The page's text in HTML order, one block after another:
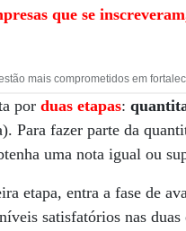
que se
mais comprometidos em
porduas etapas:
Para fazer parte da
uma nota igual ou
etapa, entra a fase de
satisfatórios nas